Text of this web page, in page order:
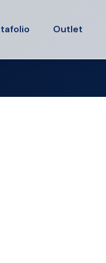
Outlet